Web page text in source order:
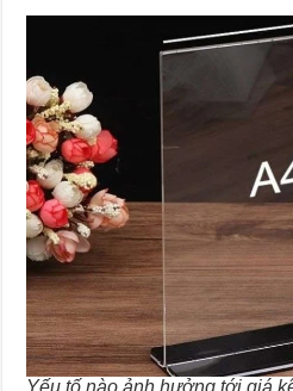
Yếu tố nào ảnh hưởng tới giá